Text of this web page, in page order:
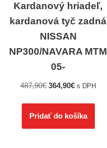
Kardanový hriadeľ,
kardanová tyč zadná
NISSAN
NP300/NAVARA MTM
05-
487,90€ 364,90€ s DPH
Pridať do košíka